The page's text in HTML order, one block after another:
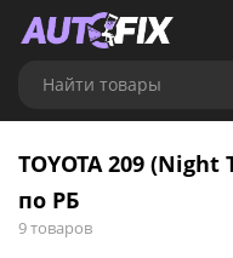
Найти товары
TOYOTA 209
по РБ
9 товаров